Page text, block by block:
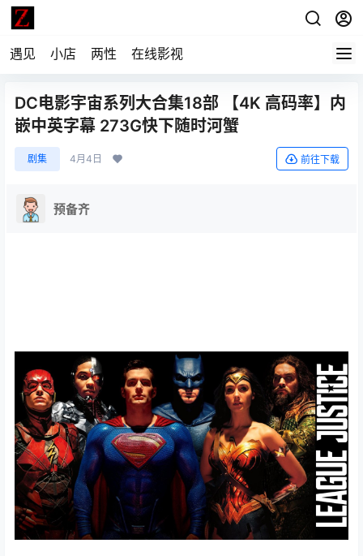
遇见 小店 两性 在线影视
DC电影宇宙系列大合集18部 【4K 高码率】内
嵌中英字幕 273G快下随时河蟹
剧集 4月4日 前往下载
预备齐